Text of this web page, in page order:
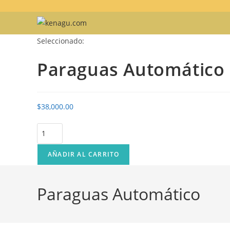
Seleccionado:
Paraguas Automático
$38,000.00
Paraguas
Automático
cantidad
AÑADIR AL CARRITO
Paraguas Automático